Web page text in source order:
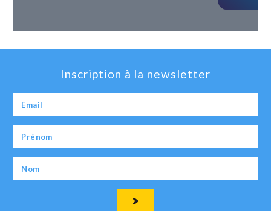
Inscription à la newsletter